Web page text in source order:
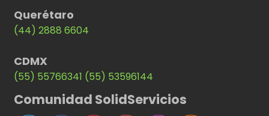
Querétaro
(44) 2888 6604
CDMX
(55) 55766341 (55) 53596144
Comunidad SolidServicios